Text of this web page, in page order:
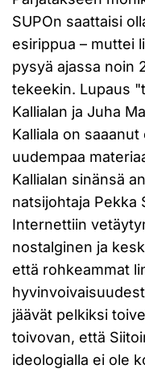
SUPOn saattaisi
esirippua – muttei
pysyä ajassa noin
tekeekin. Lupaus
Kallialan ja Juha
Kalliala on
uudempaa
Kallialan sinänsä
natsijohtaja Pekka
Internettiin
nostalginen ja
että rohkeammat
jäävät pelkiksi
toivovan, että
ideologialla ei ole